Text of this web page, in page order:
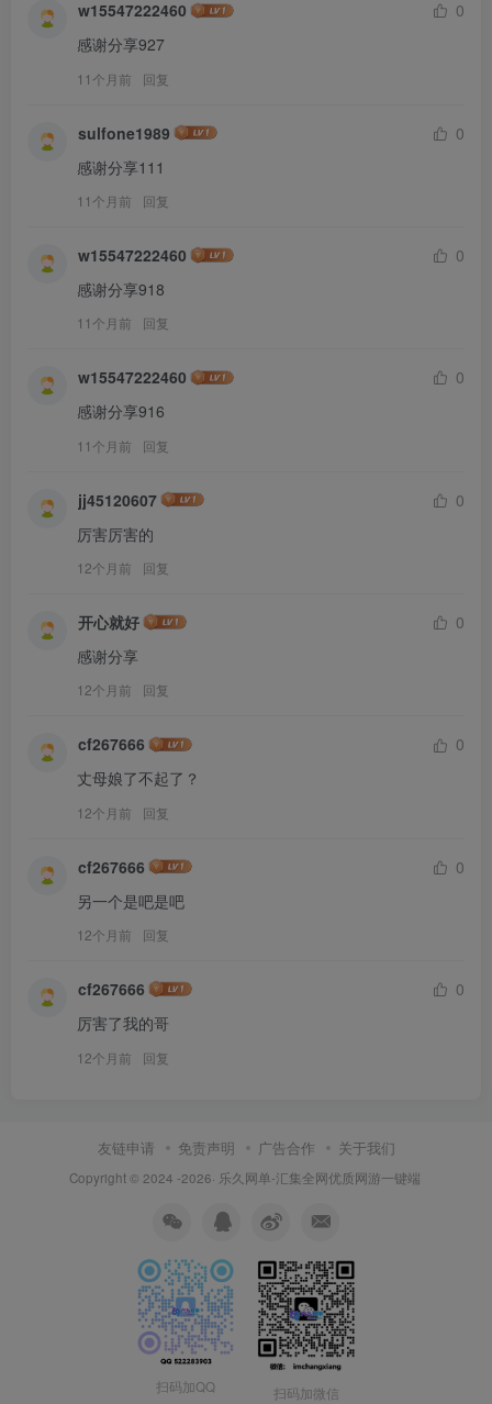
w15547222460
0
感谢分享927
11个月前 回复
sulfone1989
0
感谢分享111
11个月前 回复
w15547222460
0
感谢分享918
11个月前 回复
w15547222460
0
感谢分享916
11个月前 回复
jj45120607
0
厉害厉害的
12个月前 回复
开心就好
0
感谢分享
12个月前 回复
cf267666
0
丈母娘了不起了？
12个月前 回复
cf267666
0
另一个是吧是吧
12个月前 回复
cf267666
0
厉害了我的哥
12个月前 回复
友链申请 免责声明 广告合作 关于我们
Copyright © 2024 -2026· 乐久网单-汇集全网优质网游一键端
扫码加QQ 扫码加微信